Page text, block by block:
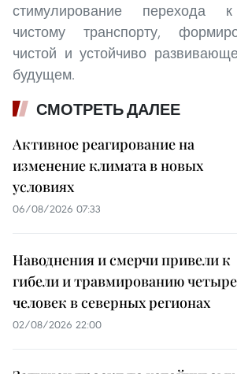
стимулирование перехода к
чистому транспорту,
чистой и устойчиво
будущем.
СМОТРЕТЬ ДАЛЕЕ
Активное реагирование на
изменение климата в новых
условиях
06/08/2026 07:33
Наводнения и смерчи привели к
гибели и травмированию
человек в северных регионах
02/08/2026 22:00